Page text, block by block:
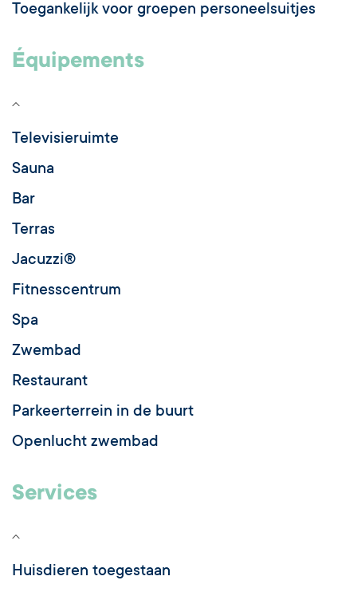
Toegankelijk voor groepen personeelsuitjes
Équipements
Televisieruimte
Sauna
Bar
Terras
Jacuzzi®
Fitnesscentrum
Spa
Zwembad
Restaurant
Parkeerterrein in de buurt
Openlucht zwembad
Services
Huisdieren toegestaan